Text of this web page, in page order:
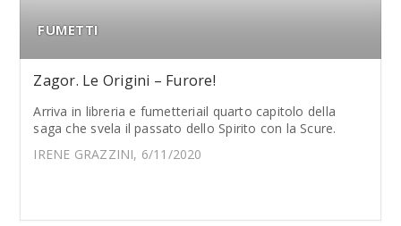
FUMETTI
Zagor. Le Origini – Furore!
Arriva in libreria e fumetteriail quarto capitolo della
saga che svela il passato dello Spirito con la Scure.
IRENE GRAZZINI, 6/11/2020